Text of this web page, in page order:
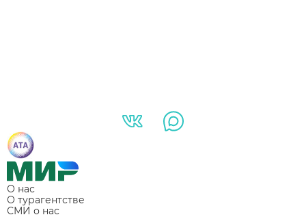
О нас
О турагентстве
СМИ о нас